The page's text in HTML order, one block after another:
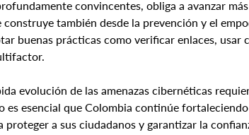
convincentes, obliga a avanzar
construye también desde la prevención y el
buenas prácticas como verificar enlaces, usar
evolución de las amenazas cibernéticas
es esencial que Colombia continúe
proteger a sus ciudadanos y garantizar la